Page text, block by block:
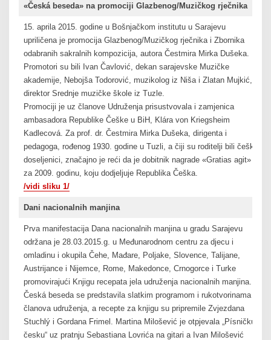
«Česká beseda» na promociji Glazbenog/Muzičkog rječnika
15. aprila 2015. godine u Bošnjačkom institutu u Sarajevu
upriličena je promocija Glazbenog/Muzičkog rječnika i Zbornika
odabranih sakralnih kompozicija, autora Čestmira Mirka Dušeka.
Promotori su bili Ivan Čavlović, dekan sarajevske Muzičke
akademije, Nebojša Todorović, muzikolog iz Niša i Zlatan Mujkić,
direktor Srednje muzičke škole iz Tuzle.
Promociji je uz članove Udruženja prisustvovala i zamjenica
ambasadora Republike Češke u BiH, Klára von Kriegsheim
Kadlecová. Za prof. dr. Čestmira Mirka Dušeka, dirigenta i
pedagoga, rođenog 1930. godine u Tuzli, a čiji su roditelji bili češki
doseljenici, značajno je reći da je dobitnik nagrade «Gratias agit»
za 2009. godinu, koju dodjeljuje Republika Češka.
/vidi sliku 1/
Dani nacionalnih manjina
Prva manifestacija Dana nacionalnih manjina u gradu Sarajevu
održana je 28.03.2015.g. u Međunarodnom centru za djecu i
omladinu i okupila Čehe, Mađare, Poljake, Slovence, Talijane,
Austrijance i Nijemce, Rome, Makedonce, Crnogorce i Turke
promovirajući Knjigu recepata jela udruženja nacionalnih manjina.
Česká beseda se predstavila slatkim programom i rukotvorinama
članova udruženja, a recepte za knjigu su pripremile Zvjezdana
Stuchlý i Gordana Frimel. Martina Milošević je otpjevala „Písničku
česku“ uz pratnju Sebastiana Lovrića na gitari a Ivan Milošević